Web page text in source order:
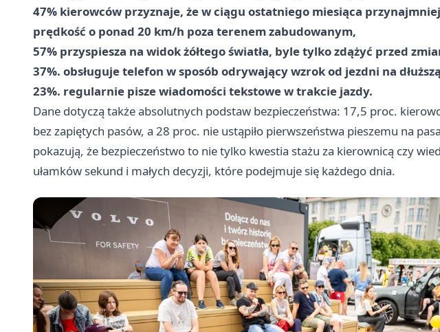
47% kierowców przyznaje, że w ciągu ostatniego miesiąca
prędkość o ponad 20 km/h poza terenem zabudowanym,
57% przyspiesza na widok żółtego światła, byle tylko zdążyć przed
37%. obsługuje telefon w sposób odrywający wzrok od jezdni na
23%. regularnie pisze wiadomości tekstowe w trakcie jazdy.
Dane dotyczą także absolutnych podstaw bezpieczeństwa: 17,5 proc.
bez zapiętych pasów, a 28 proc. nie ustąpiło pierwszeństwa pieszemu na
pokazują, że bezpieczeństwo to nie tylko kwestia stażu za kierownicą czy
ułamków sekund i małych decyzji, które podejmuje się każdego dnia.